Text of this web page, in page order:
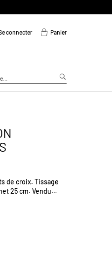
connecter Panier
de croix. Tissage
25 cm. Vendu
tailles.